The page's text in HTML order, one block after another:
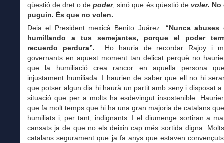
qüestió de dret o de poder, sinó que és qüestió devoler. No
puguin. És que no volen.
Deia el President mexicà Benito Juárez: “Nunca abuses
humillando a tus semejantes, porque el poder
recuerdo perdura”. Ho hauria de recordar Rajoy i
governants en aquest moment tan delicat perquè no
que la humiliació crea rancor en aquella persona
injustament humiliada. I haurien de saber que ell no hi
que potser algun dia hi haurà un partit amb seny i disposat a
situació que per a molts ha esdevingut insostenible.
que fa molt temps que hi ha una gran majoria de catalans
humiliats i, per tant, indignants. I el diumenge sortiran a
cansats ja de que no els deixin cap més sortida digna. Molts
catalans segurament que ja fa anys que estaven